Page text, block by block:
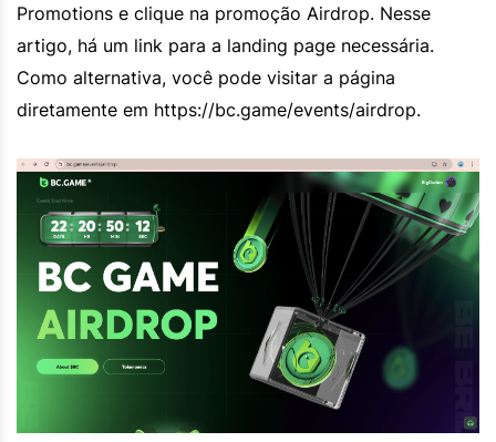
Promotions e clique na promoção Airdrop. Nesse
artigo, há um link para a landing page necessária.
Como alternativa, você pode visitar a página
diretamente em https://bc.game/events/airdrop.